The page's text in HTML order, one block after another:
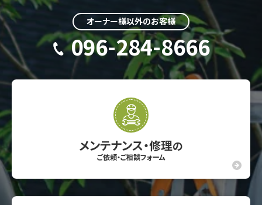
オーナー様以外のお客様
096-284-8666
メンテナンス・修理の
ご依頼・ご相談フォーム